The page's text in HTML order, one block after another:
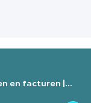
en facturen |